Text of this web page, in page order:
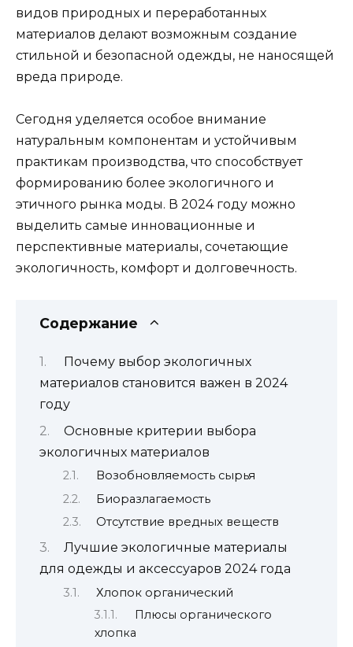
видов природных и переработанных
материалов делают возможным создание
стильной и безопасной одежды, не наносящей
вреда природе.
Сегодня уделяется особое внимание
натуральным компонентам и устойчивым
практикам производства, что способствует
формированию более экологичного и
этичного рынка моды. В 2024 году можно
выделить самые инновационные и
перспективные материалы, сочетающие
экологичность, комфорт и долговечность.
Содержание
Почему выбор экологичных
материалов становится важен в 2024
году
Основные критерии выбора
экологичных материалов
Возобновляемость сырья
Биоразлагаемость
Отсутствие вредных веществ
Лучшие экологичные материалы
для одежды и аксессуаров 2024 года
Хлопок органический
Плюсы органического
хлопка